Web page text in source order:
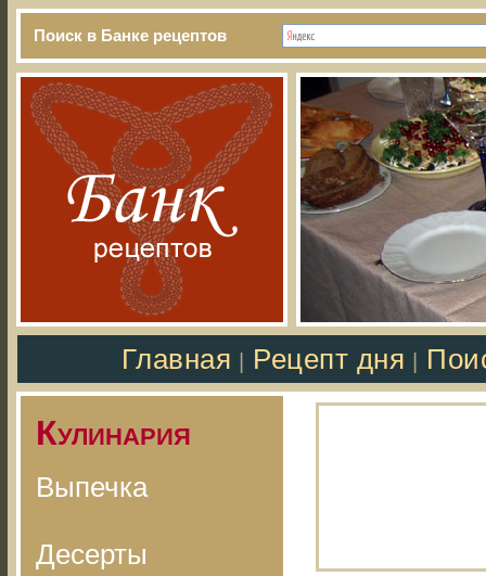
Поиск в Банке рецептов
Главная Рецепт дня
Кулинария
Выпечка
Десерты